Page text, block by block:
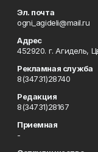
Эл. почта
ogni_agideli@mail.ru
Адрес
452920. г. Агидель,
Рекламная служба
8(34731)28740
Редакция
8(34731)28167
Приемная
-